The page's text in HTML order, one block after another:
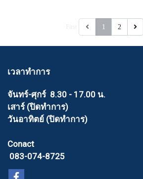
1 2
เวลาทำการ
จันทร์-ศุกร์ 8.30 - 17.00 น.
เสาร์ (ปิดทำการ)
วันอาทิตย์ (ปิดทำการ)
Conact
083-074-8725